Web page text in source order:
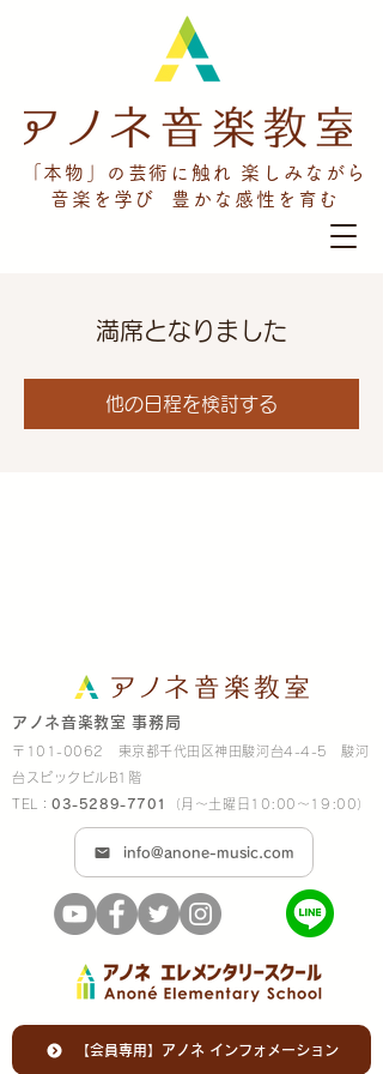
「本物」の芸術に触れ 楽しみながら
音楽を学び 豊かな感性を育む
満席となりました
他の日程を検討する
アノネ音楽教室 事務局
〒101-0062 東京都千代田区神田駿河台4-4-5 駿河
台スピックビルB1階
TEL：03-5289-7701 （月～土曜日10:00～19:00）
info@anone-music.com
【会員専用】アノネ インフォメーション